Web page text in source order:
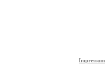
Impressum